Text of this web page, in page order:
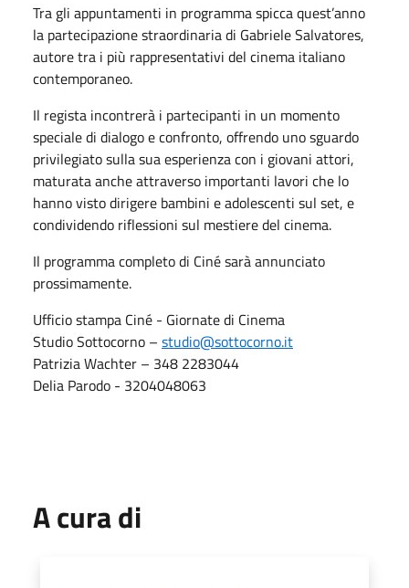
Tra gli appuntamenti in programma spicca quest’anno
la partecipazione straordinaria di Gabriele Salvatores,
autore tra i più rappresentativi del cinema italiano
contemporaneo.
Il regista incontrerà i partecipanti in un momento
speciale di dialogo e confronto, offrendo uno sguardo
privilegiato sulla sua esperienza con i giovani attori,
maturata anche attraverso importanti lavori che lo
hanno visto dirigere bambini e adolescenti sul set, e
condividendo riflessioni sul mestiere del cinema.
Il programma completo di Ciné sarà annunciato
prossimamente.
Ufficio stampa Ciné - Giornate di Cinema
Studio Sottocorno – studio@sottocorno.it
Patrizia Wachter – 348 2283044
Delia Parodo - 3204048063
A cura di